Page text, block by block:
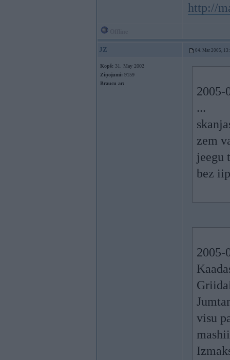
http://
JZ 04. Mar 2005,
Kopš: 31. May 2002
Ziņojumi: 9159
Braucu ar:
2005-
...
zem
jeegu
bez
2005-
visu